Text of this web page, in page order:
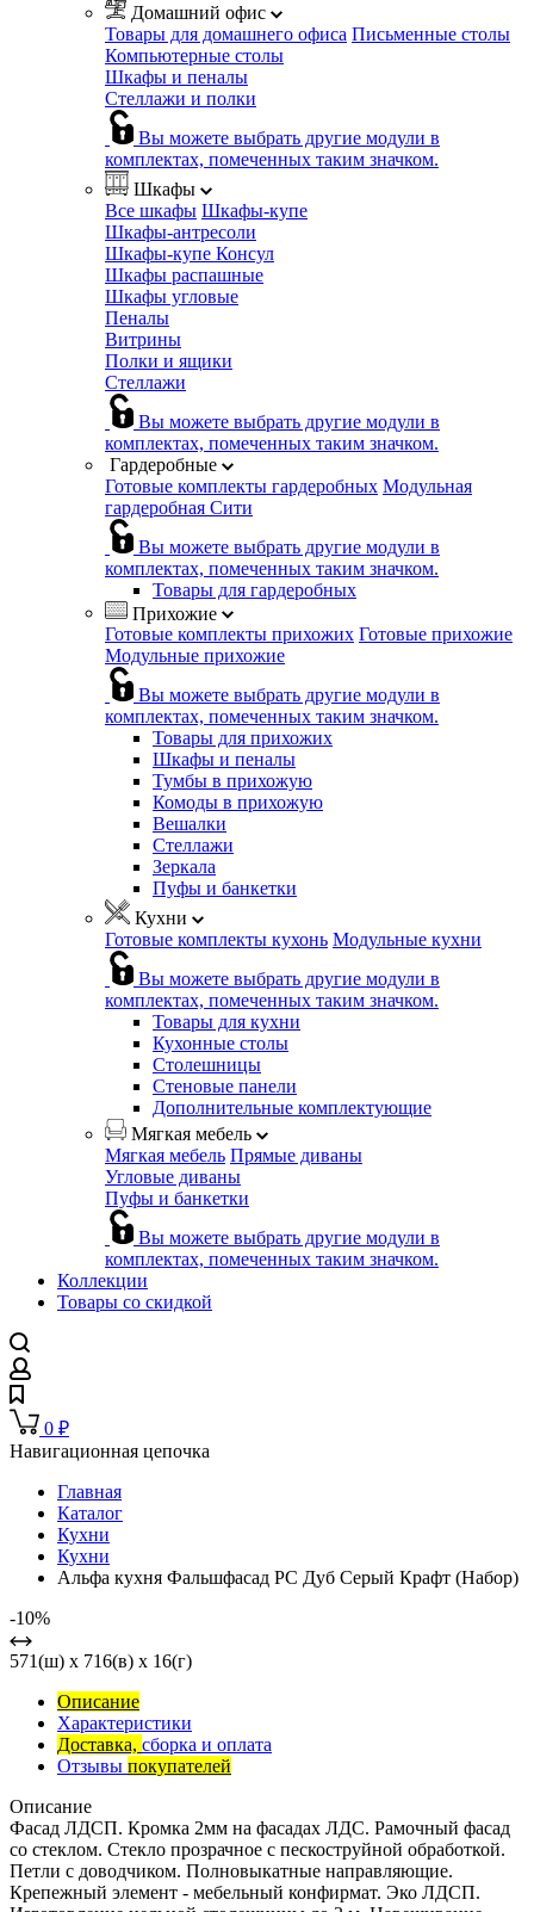
Домашний офис
Товары для домашнего офиса Письменные столы
Компьютерные столы
Шкафы и пеналы
Стеллажи и полки
Вы можете выбрать другие модули в
комплектах, помеченных таким значком.
Шкафы
Все шкафы Шкафы-купе
Шкафы-антресоли
Шкафы-купе Консул
Шкафы распашные
Шкафы угловые
Пеналы
Витрины
Полки и ящики
Стеллажи
Вы можете выбрать другие модули в
комплектах, помеченных таким значком.
Гардеробные
Готовые комплекты гардеробных Модульная
гардеробная Сити
Вы можете выбрать другие модули в
комплектах, помеченных таким значком.
Товары для гардеробных
Прихожие
Готовые комплекты прихожих Готовые прихожие
Модульные прихожие
Вы можете выбрать другие модули в
комплектах, помеченных таким значком.
Товары для прихожих
Шкафы и пеналы
Тумбы в прихожую
Комоды в прихожую
Вешалки
Стеллажи
Зеркала
Пуфы и банкетки
Кухни
Готовые комплекты кухонь Модульные кухни
Вы можете выбрать другие модули в
комплектах, помеченных таким значком.
Товары для кухни
Кухонные столы
Столешницы
Стеновые панели
Дополнительные комплектующие
Мягкая мебель
Мягкая мебель Прямые диваны
Угловые диваны
Пуфы и банкетки
Вы можете выбрать другие модули в
комплектах, помеченных таким значком.
Коллекции
Товары со скидкой
0 ₽
Навигационная цепочка
Главная
Каталог
Кухни
Кухни
Альфа кухня Фальшфасад РС Дуб Серый Крафт (Набор)
-10%
571(ш) x 716(в) x 16(г)
Описание
Характеристики
Доставка, сборка и оплата
Отзывы покупателей
Описание
Фасад ЛДСП. Кромка 2мм на фасадах ЛДС. Рамочный фасад
со стеклом. Стекло прозрачное с пескоструйной обработкой.
Петли с доводчиком. Полновыкатные направляющие.
Крепежный элемент - мебельный конфирмат. Эко ЛДСП.